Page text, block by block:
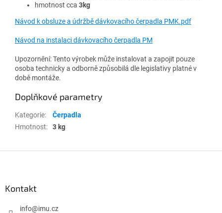
hmotnost cca 3kg
Návod k obsluze a údržbě dávkovacího čerpadla PMK.pdf
Návod na instalaci dávkovacího čerpadla PM
Upozornění: Tento výrobek může instalovat a zapojit pouze
osoba technicky a odborně způsobilá dle legislativy platné v
době montáže.
Doplňkové parametry
Kategorie:
Čerpadla
Hmotnost: 3 kg
Kontakt
info@imu.cz